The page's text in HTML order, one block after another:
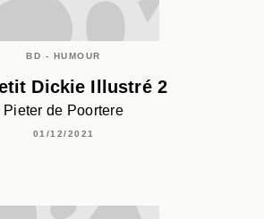
BD - HUMOUR
Dickie Illustré 2
Pieter de Poortere
01/12/2021